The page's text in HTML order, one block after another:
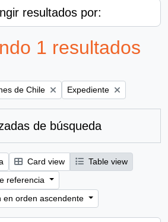
resultados por:
1 resultados
de Chile Remove filter:
Expediente
de búsqueda
Card view
Table view
referencia
en orden ascendente